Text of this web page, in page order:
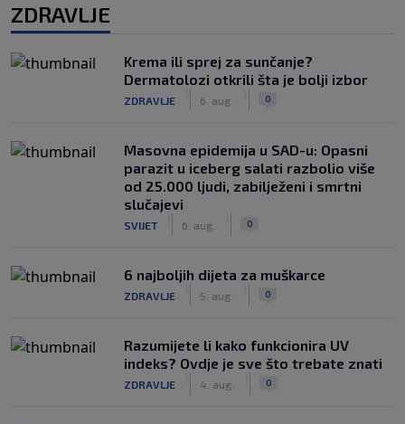
ZDRAVLJE
Krema ili sprej za sunčanje?
Dermatolozi otkrili šta je bolji izbor
ZDRAVLJE 6. aug. 0
Masovna epidemija u SAD-u: Opasni
parazit u iceberg salati razbolio više
od 25.000 ljudi, zabilježeni i smrtni
slučajevi
SVIJET 6. aug. 0
6 najboljih dijeta za muškarce
ZDRAVLJE 5. aug. 0
Razumijete li kako funkcionira UV
indeks? Ovdje je sve što trebate znati
ZDRAVLJE 4. aug. 0